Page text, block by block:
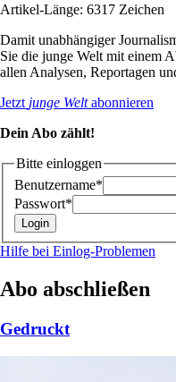
Artikel-Länge: 6317 Zeichen
Damit unabhängiger
Sie die junge Welt mit einem
allen Analysen, Reportagen
Jetzt junge Weltabonnieren
Dein Abo zählt!
Bitte einloggen
Benutzername*
Passwort*
Hilfe bei Einlog-Problemen
Abo abschließen
Gedruckt